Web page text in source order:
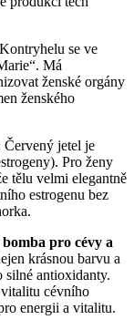
Kontryhelu se ve
Má
ženské orgány
ženského
Červený jetel je
Pro ženy
tělu velmi elegantně
estrogenu bez
pro cévy a
krásnou barvu a
silné antioxidanty.
cévního
energii a vitalitu.